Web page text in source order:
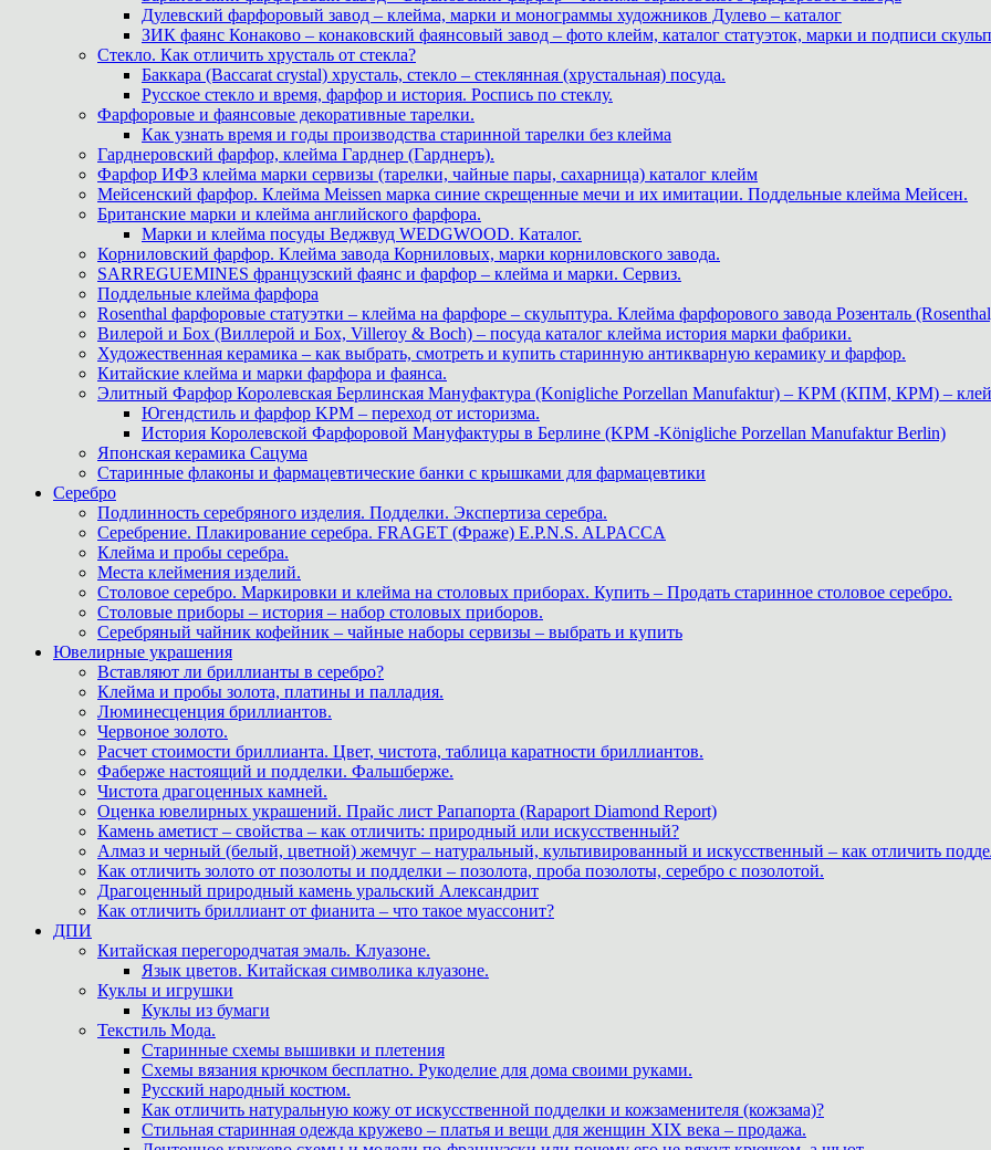
Дулевский фарфоровый завод – клейма, марки и монограммы художников Дулево – каталог
ЗИК фаянс Конаково – конаковский фаянсовый завод – фото клейм, каталог статуэток, марки и подписи
Стекло. Как отличить хрусталь от стекла?
Баккара (Baccarat crystal) хрусталь, стекло – стеклянная (хрустальная) посуда.
Русское стекло и время, фарфор и история. Роспись по стеклу.
Фарфоровые и фаянсовые декоративные тарелки.
Как узнать время и годы производства старинной тарелки без клейма
Гарднеровский фарфор, клейма Гарднер (Гарднеръ).
Фарфор ИФЗ клейма марки сервизы (тарелки, чайные пары, сахарница) каталог клейм
Мейсенский фарфор. Клейма Meissen марка синие скрещенные мечи и их имитации. Поддельные клейма Мейсен.
Британские марки и клейма английского фарфора.
Марки и клейма посуды Веджвуд WEDGWOOD. Каталог.
Корниловский фарфор. Клейма завода Корниловых, марки корниловского завода.
SARREGUEMINES французский фаянс и фарфор – клейма и марки. Сервиз.
Поддельные клейма фарфора
Rosenthal фарфоровые статуэтки – клейма на фарфоре – скульптура. Клейма фарфорового завода Розенталь
Вилерой и Бох (Виллерой и Бох, Villeroy & Boch) – посуда каталог клейма история марки фабрики.
Художественная керамика – как выбрать, смотреть и купить старинную антикварную керамику и фарфор.
Китайские клейма и марки фарфора и фаянса.
Элитный Фарфор Королевская Берлинская Мануфактура (Konigliche Porzellan Manufaktur) – KPM (КПМ, КРМ) –
Югендстиль и фарфор KPM – переход от историзма.
История Королевской Фарфоровой Мануфактуры в Берлине (KPM -Königliche Porzellan Manufaktur Berlin)
Японская керамика Сацума
Старинные флаконы и фармацевтические банки с крышками для фармацевтики
Серебро
Подлинность серебряного изделия. Подделки. Экспертиза серебра.
Серебрение. Плакирование серебра. FRAGET (Фраже) E.P.N.S. ALPACCA
Клейма и пробы серебра.
Места клеймения изделий.
Столовое серебро. Маркировки и клейма на столовых приборах. Купить – Продать старинное столовое серебро.
Столовые приборы – история – набор столовых приборов.
Серебряный чайник кофейник – чайные наборы сервизы – выбрать и купить
Ювелирные украшения
Вставляют ли бриллианты в серебро?
Клейма и пробы золота, платины и палладия.
Люминесценция бриллиантов.
Червоное золото.
Расчет стоимости бриллианта. Цвет, чистота, таблица каратности бриллиантов.
Фаберже настоящий и подделки. Фальшберже.
Чистота драгоценных камней.
Оценка ювелирных украшений. Прайс лист Рапапорта (Rapaport Diamond Report)
Камень аметист – свойства – как отличить: природный или искусственный?
Алмаз и черный (белый, цветной) жемчуг – натуральный, культивированный и искусственный – как отличить
Как отличить золото от позолоты и подделки – позолота, проба позолоты, серебро с позолотой.
Драгоценный природный камень уральский Александрит
Как отличить бриллиант от фианита – что такое муассонит?
ДПИ
Китайская перегородчатая эмаль. Клуазоне.
Язык цветов. Китайская символика клуазоне.
Куклы и игрушки
Куклы из бумаги
Текстиль Мода.
Старинные схемы вышивки и плетения
Схемы вязания крючком бесплатно. Рукоделие для дома своими руками.
Русский народный костюм.
Как отличить натуральную кожу от искусственной подделки и кожзаменителя (кожзама)?
Стильная старинная одежда кружево – платья и вещи для женщин XIX века – продажа.